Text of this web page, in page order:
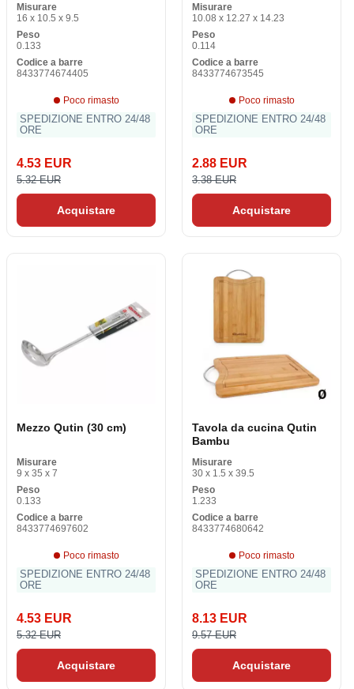
Misurare
16 x 10.5 x 9.5
Peso
0.133
Codice a barre
8433774674405
Poco rimasto
SPEDIZIONE ENTRO 24/48
ORE
4.53 EUR
5.32 EUR
Acquistare
Misurare
10.08 x 12.27 x 14.23
Peso
0.114
Codice a barre
8433774673545
Poco rimasto
SPEDIZIONE ENTRO 24/48
ORE
2.88 EUR
3.38 EUR
Acquistare
Mezzo Qutin (30 cm)
Misurare
9 x 35 x 7
Peso
0.133
Codice a barre
8433774697602
Poco rimasto
SPEDIZIONE ENTRO 24/48
ORE
4.53 EUR
5.32 EUR
Acquistare
Tavola da cucina Qutin
Bambu
Misurare
30 x 1.5 x 39.5
Peso
1.233
Codice a barre
8433774680642
Poco rimasto
SPEDIZIONE ENTRO 24/48
ORE
8.13 EUR
9.57 EUR
Acquistare